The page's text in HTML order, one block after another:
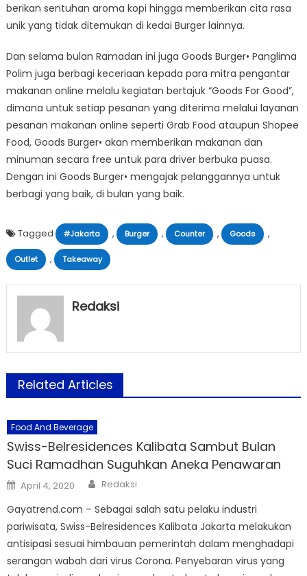
berikan sentuhan aroma kopi hingga memberikan cita rasa
unik yang tidak ditemukan di kedai Burger lainnya.
Dan selama bulan Ramadan ini juga Goods Burger• Panglima
Polim juga berbagi keceriaan kepada para mitra pengantar
makanan online melalu kegiatan bertajuk “Goods For Good”,
dimana untuk setiap pesanan yang diterima melalui layanan
pesanan makanan online seperti Grab Food ataupun Shopee
Food, Goods Burger• akan memberikan makanan dan
minuman secara free untuk para driver berbuka puasa.
Dengan ini Goods Burger• mengajak pelanggannya untuk
berbagi yang baik, di bulan yang baik.
Tagged #Jakarta , Burger , Counter , Goods ,
Outlet , Takeaway
Redaksi
Related Articles
Food And Beverage
Swiss-Belresidences Kalibata Sambut Bulan
Suci Ramadhan Suguhkan Aneka Penawaran
Posted
on
April 4, 2020 Author
Redaksi
Gayatrend.com – Sebagai salah satu pelaku industri
pariwisata, Swiss-Belresidences Kalibata Jakarta melakukan
antisipasi sesuai himbauan pemerintah dalam menghadapi
serangan wabah dari virus Corona. Penyebaran virus yang